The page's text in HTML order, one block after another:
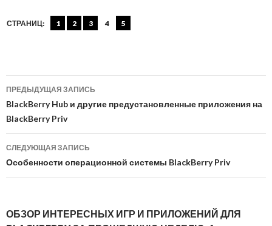
СТРАНИЦ: 1 2 3 4 5
Навигация
по
записям
ПРЕДЫДУЩАЯ ЗАПИСЬ
BlackBerry Hub и другие предустановленные приложения на
BlackBerry Priv
СЛЕДУЮЩАЯ ЗАПИСЬ
Особенности операционной системы BlackBerry Priv
ОБЗОР ИНТЕРЕСНЫХ ИГР И ПРИЛОЖЕНИЙ ДЛЯ